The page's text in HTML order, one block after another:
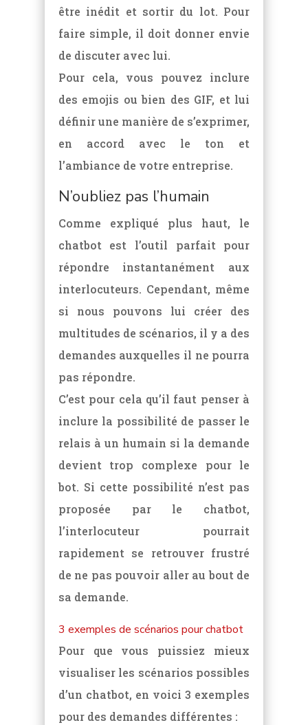
être inédit et sortir du lot. Pour
faire simple, il doit donner envie
de discuter avec lui.
Pour cela, vous pouvez inclure
des emojis ou bien des GIF, et lui
définir une manière de s’exprimer,
en accord avec le ton et
l’ambiance de votre entreprise.
N’oubliez pas l’humain
Comme expliqué plus haut, le
chatbot est l’outil parfait pour
répondre instantanément aux
interlocuteurs. Cependant, même
si nous pouvons lui créer des
multitudes de scénarios, il y a des
demandes auxquelles il ne pourra
pas répondre.
C’est pour cela qu’il faut penser à
inclure la possibilité de passer le
relais à un humain si la demande
devient trop complexe pour le
bot. Si cette possibilité n’est pas
proposée par le chatbot,
l’interlocuteur pourrait
rapidement se retrouver frustré
de ne pas pouvoir aller au bout de
sa demande.
3 exemples de scénarios pour chatbot
Pour que vous puissiez mieux
visualiser les scénarios possibles
d’un chatbot, en voici 3 exemples
pour des demandes différentes :